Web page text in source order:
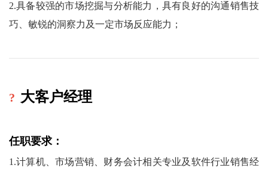
2.具备较强的市场挖掘与分析能力，具有良好的沟通销售技
巧、敏锐的洞察力及一定市场反应能力 ；
? 大客户经理
任职要求：
1.计算机、市场营销、财务会计相关专业及软件行业销售经